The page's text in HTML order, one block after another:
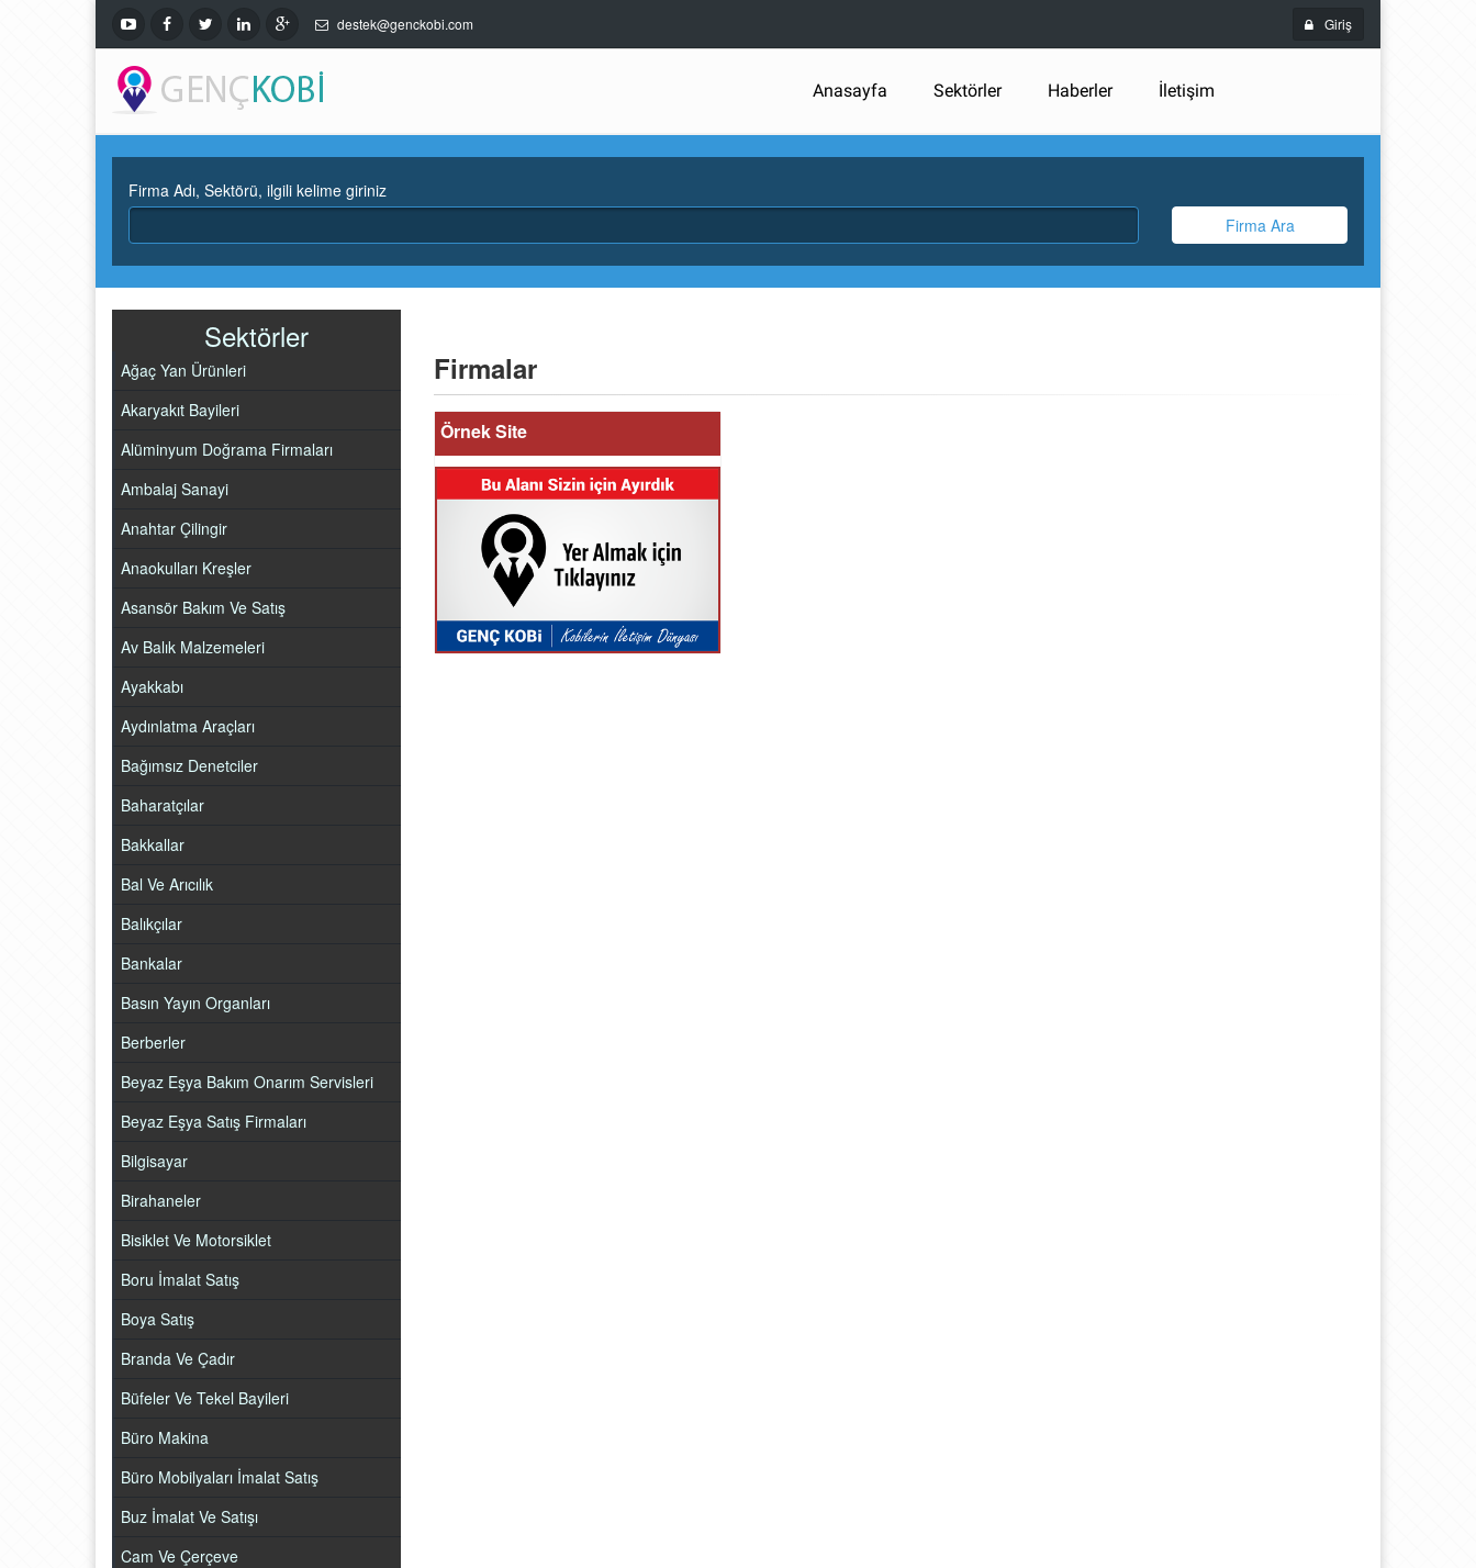
destek@genckobi.com Giriş
Anasayfa Sektörler Haberler İletişim
Firma Adı, Sektörü, ilgili kelime giriniz
Firma Ara
Sektörler
Ağaç Yan Ürünleri
Akaryakıt Bayileri
Alüminyum Doğrama Firmaları
Ambalaj Sanayi
Anahtar Çilingir
Anaokulları Kreşler
Asansör Bakım Ve Satış
Av Balık Malzemeleri
Ayakkabı
Aydınlatma Araçları
Bağımsız Denetciler
Baharatçılar
Bakkallar
Bal Ve Arıcılık
Balıkçılar
Bankalar
Basın Yayın Organları
Berberler
Beyaz Eşya Bakım Onarım Servisleri
Beyaz Eşya Satış Firmaları
Bilgisayar
Birahaneler
Bisiklet Ve Motorsiklet
Boru İmalat Satış
Boya Satış
Branda Ve Çadır
Büfeler Ve Tekel Bayileri
Büro Makina
Büro Mobilyaları İmalat Satış
Buz İmalat Ve Satışı
Cam Ve Çerçeve
Firmalar
Örnek Site